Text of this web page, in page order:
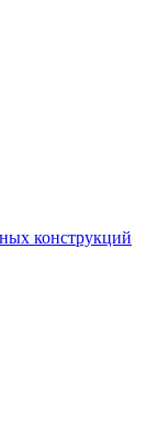
конструкций